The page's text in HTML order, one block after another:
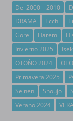
Del 2000 – 2010
DRAMA
Ecchi
Gore
Harem
Invierno 2025
OTOÑO 2024
Primavera 2025
Seinen
Shoujo
Verano 2024